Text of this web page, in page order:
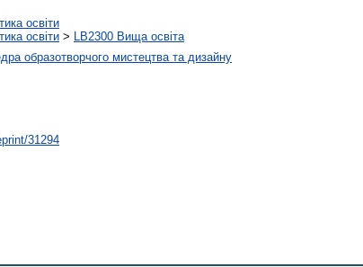
освіти
освіти > LB2300 Вища освіта
образотворчого мистецтва та дизайну
31294